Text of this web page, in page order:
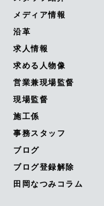
メディア情報
沿革
求人情報
求める人物像
営業兼現場監督
現場監督
施工係
事務スタッフ
ブログ
ブログ登録解除
田岡なつみコラム